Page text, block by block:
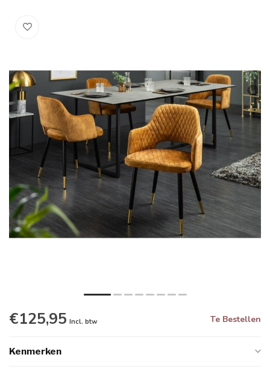
€125,95 Incl. btw Te Bestellen
Kenmerken